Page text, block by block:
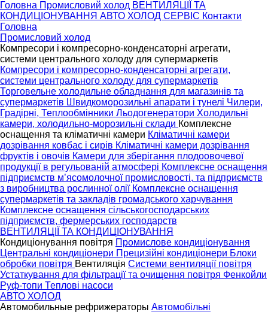
Головна Промисловий холод ВЕНТИЛЯЦІЇ ТА
КОНДИЦІОНУВАННЯ АВТО ХОЛОД СЕРВІС Контакти
Головна
Промисловий холод
Компресори і компресорно-конденсаторні агрегати,
системи центрального холоду для супермаркетів
Компресори і компресорно-конденсаторні агрегати,
системи центрального холоду для супермаркетів
Торговельне холодильне обладнання для магазинів та
супермаркетів Швидкоморозильні апарати і тунелі Чилери,
Градірні, Теплообмінники Льодогенератори Холодильні
камери, холодильно-морозильні склади Комплексне
оснащення та кліматичні камери Кліматичні камери
дозрівання ковбас і сирів Кліматичні камери дозрівання
фруктів і овочів Камери для зберігання плодоовочевої
продукції в регульованій атмосфері Комплексне оснащення
підприємств м’ясомолочної промисловості, та підприємств
з виробництва рослинної олії Комплексне оснащення
супермаркетів та закладів громадського харчування
Комплексне оснащення сільськогосподарських
підприємств, фермерських господарств
ВЕНТИЛЯЦІЇ ТА КОНДИЦІОНУВАННЯ
Кондиціонування повітря Промислове кондиціонування
Центральні кондиціонери Прецизійні кондиціонери Блоки
обробки повітря Вентиляція Системи вентиляції повітря
Устаткування для фільтрації та очищення повітря Фенкойли
Руф-топи Теплові насоси
АВТО ХОЛОД
Автомобильные рефрижераторы Автомобільні